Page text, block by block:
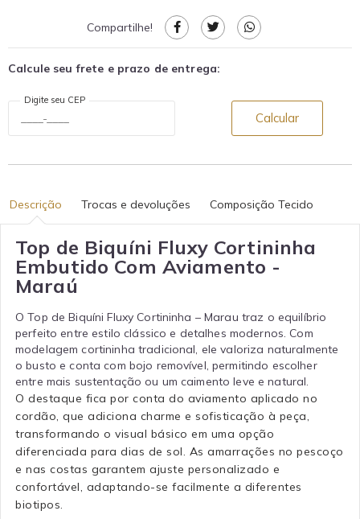
Compartilhe!
Calcule seu frete e prazo de entrega:
Digite seu CEP
Calcular
Descrição Trocas e devoluções Composição Tecido
Top de Biquíni Fluxy Cortininha
Embutido Com Aviamento -
Maraú
O Top de Biquíni Fluxy Cortininha – Marau traz o equilíbrio
perfeito entre estilo clássico e detalhes modernos. Com
modelagem cortininha tradicional, ele valoriza naturalmente
o busto e conta com bojo removível, permitindo escolher
entre mais sustentação ou um caimento leve e natural.
O destaque fica por conta do aviamento aplicado no
cordão, que adiciona charme e sofisticação à peça,
transformando o visual básico em uma opção
diferenciada para dias de sol. As amarrações no pescoço
e nas costas garantem ajuste personalizado e
confortável, adaptando-se facilmente a diferentes
biotipos.